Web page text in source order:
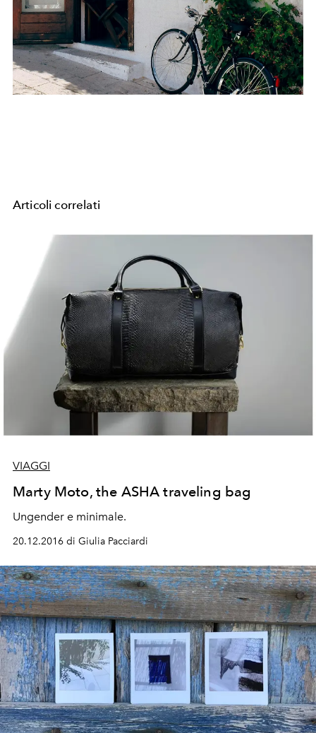
Articoli correlati
VIAGGI
Marty Moto, the ASHA traveling bag
​Ungender e minimale.
20.12.2016 di Giulia Pacciardi